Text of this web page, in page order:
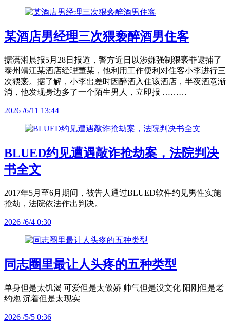
某酒店男经理三次猥亵醉酒男住客
据潇湘晨报5月28日报道，警方近日以涉嫌强制猥亵罪逮捕了
泰州靖江某酒店经理董某，他利用工作便利对住客小李进行三
次猥亵。据了解，小李出差时因醉酒入住该酒店，半夜酒意渐
消，他发现身边多了一个陌生男人，立即报 ………
2026 /6/11 13:44
BLUED约见遭遇敲诈抢劫案，法院判决
书全文
2017年5月至6月期间，被告人通过BLUED软件约见男性实施
抢劫，法院依法作出判决。
2026 /6/4 0:30
同志圈里最让人头疼的五种类型
单身但是太饥渴 可爱但是太傲娇 帅气但是没文化 阳刚但是老
约炮 沉着但是太现实
2026 /5/5 0:36